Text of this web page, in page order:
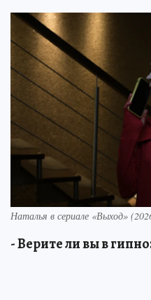
Наталья в сериале «Выход»
- Верите ли вы в